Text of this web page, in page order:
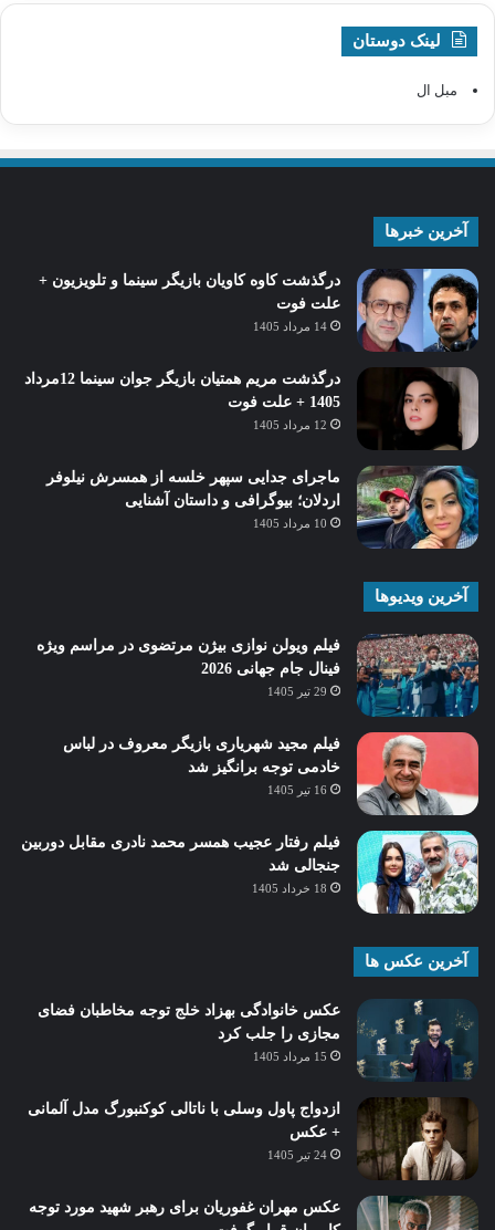
لینک دوستان
مبل ال
آخرین خبرها
درگذشت کاوه کاویان بازیگر سینما و تلویزیون +
علت فوت
14 مرداد 1405
درگذشت مریم همتیان بازیگر جوان سینما 12مرداد
1405 + علت فوت
12 مرداد 1405
ماجرای جدایی سپهر خلسه از همسرش نیلوفر
اردلان؛ بیوگرافی و داستان آشنایی
10 مرداد 1405
آخرین ویدیوها
فیلم ویولن نوازی بیژن مرتضوی در مراسم ویژه
فینال جام جهانی 2026
29 تیر 1405
فیلم مجید شهریاری بازیگر معروف در لباس
خادمی توجه برانگیز شد
16 تیر 1405
فیلم رفتار عجیب همسر محمد نادری مقابل دوربین
جنجالی شد
18 خرداد 1405
آخرین عکس ها
عکس خانوادگی بهزاد خلج توجه مخاطبان فضای
مجازی را جلب کرد
15 مرداد 1405
ازدواج پاول وسلی با ناتالی کوکنبورگ مدل آلمانی
+ عکس
24 تیر 1405
عکس مهران غفوریان برای رهبر شهید مورد توجه